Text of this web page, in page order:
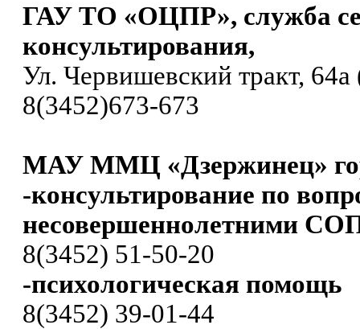
ГАУ ТО «ОЦПР», служба
консультирования,
Ул. Червишевский тракт, 64а
8(3452)673-673
МАУ ММЦ «Дзержинец»
-консультирование по
несовершеннолетними
8(3452) 51-50-20
-психологическая помощь
8(3452) 39-01-44